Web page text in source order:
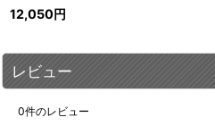
12,050円
レビュー
0件のレビュー